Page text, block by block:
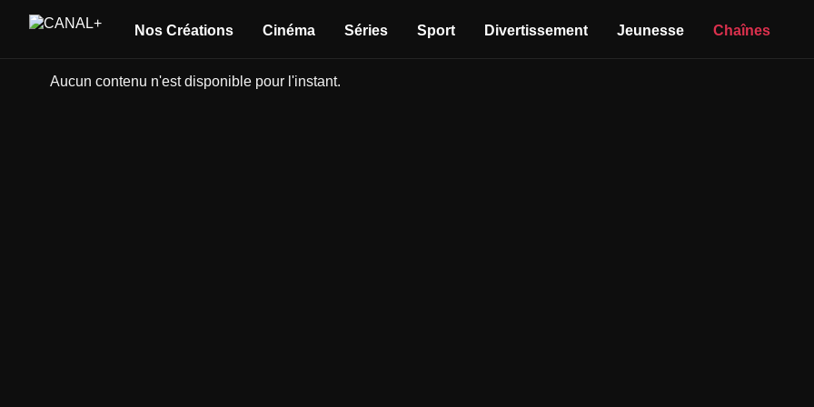
Nos Créations Cinéma Séries Sport Divertissement Jeunesse Chaînes
Aucun contenu n'est disponible pour l'instant.